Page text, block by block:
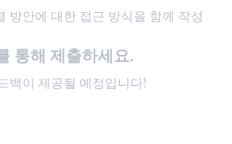
방안에 대한 접근 방식을 함께 작성
통해 제출하세요.
백이 제공될 예정입니다!